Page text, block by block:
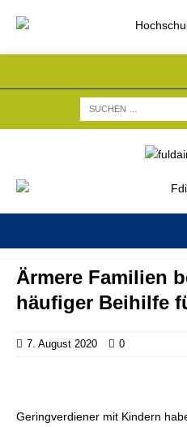
Ärmere Familien
häufiger Beihilfe
7. August 2020 0
Geringverdiener mit Kindern